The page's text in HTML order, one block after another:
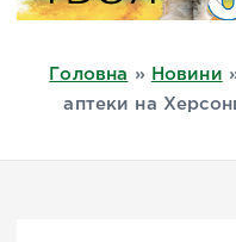
Головна » Новини
аптеки на